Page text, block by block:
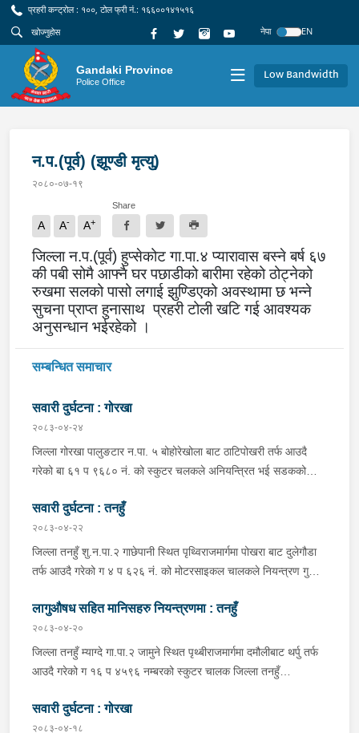
प्रहरी कन्ट्रोल : १००, टोल फ्री नं.: १६६००१४१५१६
नेपा
EN
Gandaki Province
Police Office Low Bandwidth
न.प.(पूर्व) (झूण्डी मृत्यु)
२०८०-०७-१९
A A- A+
Share
जिल्ला न.प.(पूर्व) हुप्सेकोट गा.पा.४ प्यारावास बस्ने बर्ष ६७
की पबी सोमै आफ्नै घर पछाडीको बारीमा रहेको ठोट्नेको
रुखमा सलको पासो लगाई झुण्डिएको अवस्थामा छ भन्ने
सुचना प्राप्त हुनासाथ प्रहरी टोली खटि गई आवश्यक
अनुसन्धान भईरहेको ।
सम्बन्धित समाचार
सवारी दुर्घटना : गोरखा
२०८३-०४-२४
जिल्ला गोरखा पालुङटार न.पा. ५ बोहोरेखोला बाट ठाटिपोखरी तर्फ आउदै
गरेको बा ६१ प ९६८० नं. को स्कुटर चलकले अनियन्त्रित भई सडकको
५ मागरगाउ वस्ने वर्ष २८ को अभिषेक गिरि घाइते भई उपचारको लागि तेज
फार्मेसिमा लगेकोमा सामान्य उपचार पश्चात् थप उपचारको लागि आपिपल
अस्पताल गोरखा पठाएको ।
सवारी दुर्घटना : तनहुँ
२०८३-०४-२२
जिल्ला तनहुँ शु.न.पा.२ गाछेपानी स्थित पृथ्विराजमार्गमा पोखरा बाट दुलेगौडा
तर्फ आउदै गरेको ग ४ प ६२६ नं. को मोटरसाइकल चालकले नियन्त्रण गुमाइ
जिल्ला कास्की पो.म.न.पा.३३ बस्ने बर्ष ३९ को मन बहादुर पुन घाइते भइ
उपचारको लागी तनहुँ सेवा हस्पिटल दुलेगौडा ल्याईएकोमा प्राम्भिक उपचार
पश्चात थप उपचारको लागी ०७:५५ बजे पोखरा रिफर भएको ।
लागुऔषध सहित मानिसहरु नियन्त्रणमा : तनहुँ
२०८३-०४-२०
जिल्ला तनहुँ म्याग्दे गा.पा.२ जामुने स्थित पृथ्बीराजमार्गमा दमौलीबाट थर्पु तर्फ
आउदै गरेको ग १६ प ४५९६ नम्बरको स्कुटर चालक जिल्ला तनहुँ
ऐ.५ बस्ने बर्ष ३४ को नरजंग राना स्कुटर रोकी सर्भिस लेनमा बसीरहेको
अबस्थामा थर्पुबाट खटिएको प्रहरी टोलिले शंकास्पद लागि चेकजाँच गर्ने
सवारी दुर्घटना : गोरखा
२०८३-०४-१८